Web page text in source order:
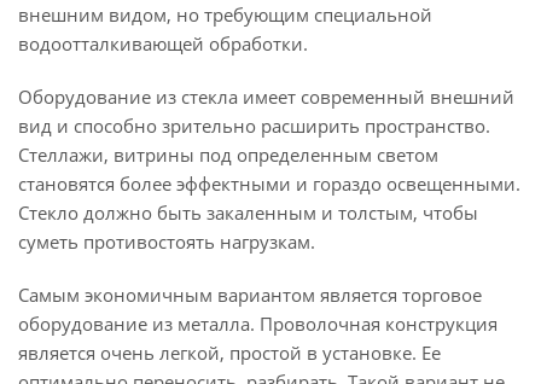
внешним видом, но требующим специальной
водоотталкивающей обработки.
Оборудование из стекла имеет современный внешний
вид и способно зрительно расширить пространство.
Стеллажи, витрины под определенным светом
становятся более эффектными и гораздо освещенными.
Стекло должно быть закаленным и толстым, чтобы
суметь противостоять нагрузкам.
Самым экономичным вариантом является торговое
оборудование из металла. Проволочная конструкция
является очень легкой, простой в установке. Ее